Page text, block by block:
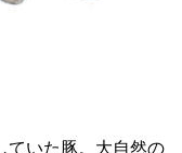
ていた豚。大自然の